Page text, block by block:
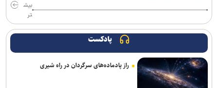
امیرحسین زارع؛ از استقلال تا بانک شهر؛ سامانه‌ باز و عدم رسمی شدن
هیچ قراردادی!
برگزاری مجمع سالیانه فدراسیون بدمینتون
تور جهانی تنیس صربستان| یزدانی با عبور از روسیه به مراکش رسید
بیش
تر
پادکست
راز پادماده‌های سرگردان در راه شیری